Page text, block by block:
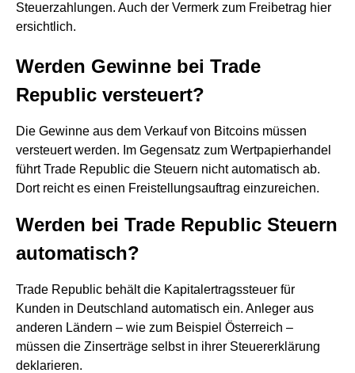
Steuerzahlungen. Auch der Vermerk zum Freibetrag hier
ersichtlich.
Werden Gewinne bei Trade
Republic versteuert?
Die Gewinne aus dem Verkauf von Bitcoins müssen
versteuert werden. Im Gegensatz zum Wertpapierhandel
führt Trade Republic die Steuern nicht automatisch ab.
Dort reicht es einen Freistellungsauftrag einzureichen.
Werden bei Trade Republic Steuern
automatisch?
Trade Republic behält die Kapitalertragssteuer für
Kunden in Deutschland automatisch ein. Anleger aus
anderen Ländern – wie zum Beispiel Österreich –
müssen die Zinserträge selbst in ihrer Steuererklärung
deklarieren.